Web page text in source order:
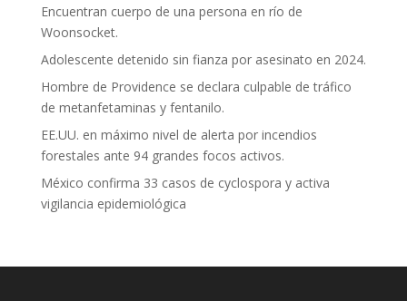
Encuentran cuerpo de una persona en río de
Woonsocket.
Adolescente detenido sin fianza por asesinato en 2024.
Hombre de Providence se declara culpable de tráfico
de metanfetaminas y fentanilo.
EE.UU. en máximo nivel de alerta por incendios
forestales ante 94 grandes focos activos.
México confirma 33 casos de cyclospora y activa
vigilancia epidemiológica